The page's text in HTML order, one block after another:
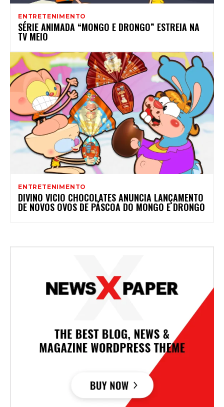
ENTRETENIMENTO
SÉRIE ANIMADA “MONGO E DRONGO” ESTREIA NA
TV MEIO
ENTRETENIMENTO
DIVINO VICIO CHOCOLATES ANUNCIA LANÇAMENTO
DE NOVOS OVOS DE PÁSCOA DO MONGO E DRONGO